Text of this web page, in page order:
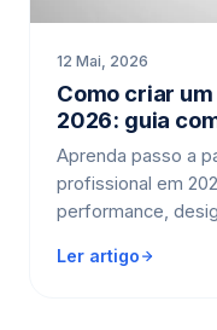
12 Mai, 2026
Como criar
2026: guia
Aprenda passo a
profissional em
performance,
Ler artigo